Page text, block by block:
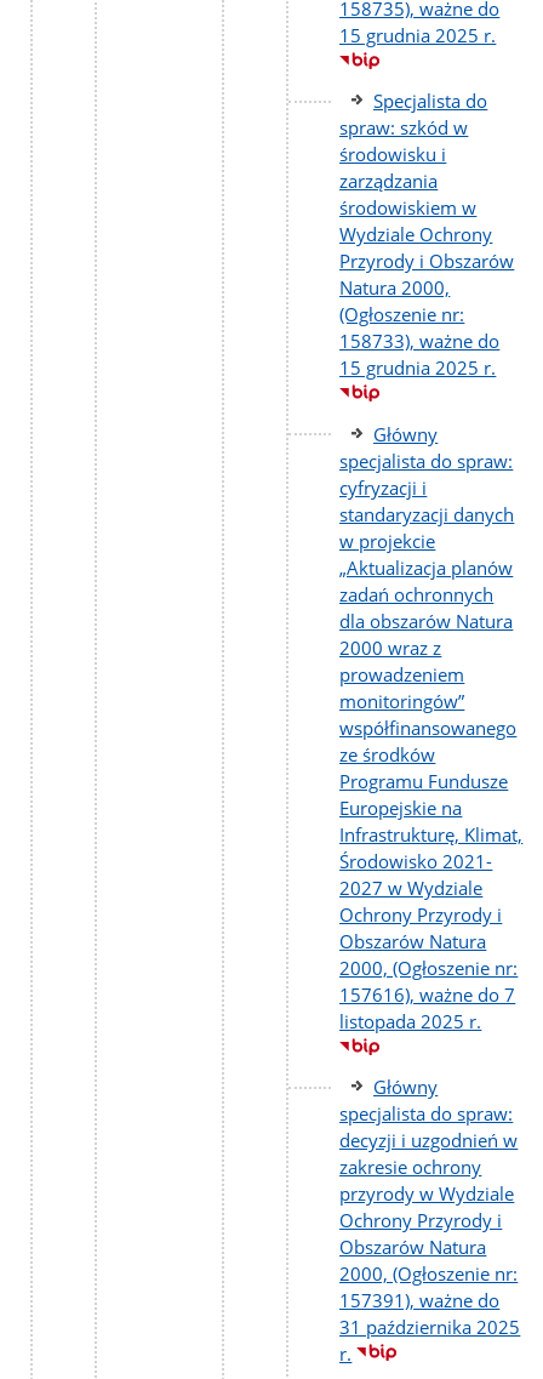
158735), ważne do
15 grudnia 2025 r.
Specjalista do
spraw: szkód w
środowisku i
zarządzania
środowiskiem w
Wydziale Ochrony
Przyrody i Obszarów
Natura 2000,
(Ogłoszenie nr:
158733), ważne do
15 grudnia 2025 r.
Główny
specjalista do spraw:
cyfryzacji i
standaryzacji danych
w projekcie
„Aktualizacja planów
zadań ochronnych
dla obszarów Natura
2000 wraz z
prowadzeniem
monitoringów”
współfinansowanego
ze środków
Programu Fundusze
Europejskie na
Infrastrukturę, Klimat,
Środowisko 2021-
2027 w Wydziale
Ochrony Przyrody i
Obszarów Natura
2000, (Ogłoszenie nr:
157616), ważne do 7
listopada 2025 r.
Główny
specjalista do spraw:
decyzji i uzgodnień w
zakresie ochrony
przyrody w Wydziale
Ochrony Przyrody i
Obszarów Natura
2000, (Ogłoszenie nr:
157391), ważne do
31 października 2025
r.